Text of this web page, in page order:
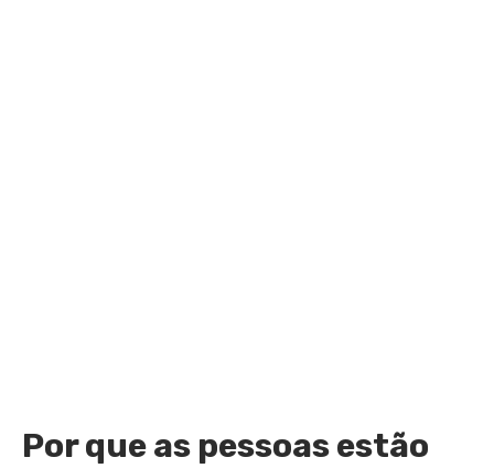
Por que as pessoas estão